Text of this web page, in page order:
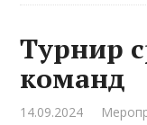
Турнир
команд
14.09.2024